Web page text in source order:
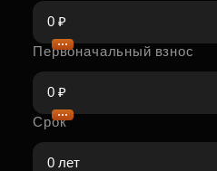
Первоначальный взнос
Срок